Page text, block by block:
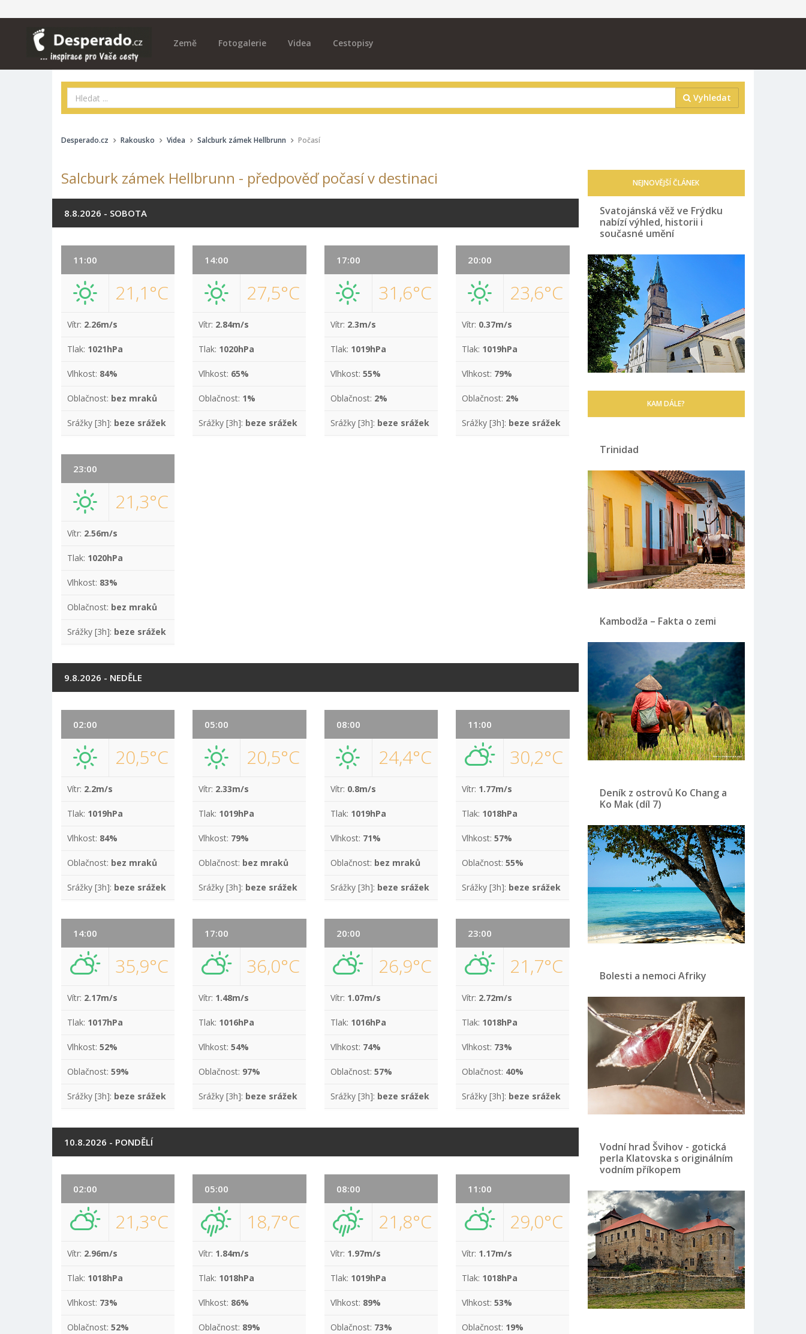
Země Fotogalerie Videa Cestopisy
Vyhledat
Desperado.cz Rakousko Videa Salcburk zámek Hellbrunn Počasí
Salcburk zámek Hellbrunn - předpověď počasí v destinaci
8.8.2026 - SOBOTA
11:00
21,1°C
Vítr: 2.26m/s
Tlak: 1021hPa
Vlhkost: 84%
Oblačnost: bez mraků
Srážky [3h]: beze srážek
14:00
27,5°C
Vítr: 2.84m/s
Tlak: 1020hPa
Vlhkost: 65%
Oblačnost: 1%
Srážky [3h]: beze srážek
17:00
31,6°C
Vítr: 2.3m/s
Tlak: 1019hPa
Vlhkost: 55%
Oblačnost: 2%
Srážky [3h]: beze srážek
20:00
23,6°C
Vítr: 0.37m/s
Tlak: 1019hPa
Vlhkost: 79%
Oblačnost: 2%
Srážky [3h]: beze srážek
23:00
21,3°C
Vítr: 2.56m/s
Tlak: 1020hPa
Vlhkost: 83%
Oblačnost: bez mraků
Srážky [3h]: beze srážek
9.8.2026 - NEDĚLE
02:00
20,5°C
Vítr: 2.2m/s
Tlak: 1019hPa
Vlhkost: 84%
Oblačnost: bez mraků
Srážky [3h]: beze srážek
05:00
20,5°C
Vítr: 2.33m/s
Tlak: 1019hPa
Vlhkost: 79%
Oblačnost: bez mraků
Srážky [3h]: beze srážek
08:00
24,4°C
Vítr: 0.8m/s
Tlak: 1019hPa
Vlhkost: 71%
Oblačnost: bez mraků
Srážky [3h]: beze srážek
11:00
30,2°C
Vítr: 1.77m/s
Tlak: 1018hPa
Vlhkost:57%
Oblačnost:55%
Srážky [3h]: beze srážek
14:00
35,9°C
Vítr: 2.17m/s
Tlak: 1017hPa
Vlhkost: 52%
Oblačnost: 59%
Srážky [3h]: beze srážek
17:00
36,0°C
Vítr: 1.48m/s
Tlak: 1016hPa
Vlhkost:54%
Oblačnost: 97%
Srážky [3h]: beze srážek
20:00
26,9°C
Vítr: 1.07m/s
Tlak: 1016hPa
Vlhkost: 74%
Oblačnost: 57%
Srážky [3h]: beze srážek
23:00
21,7°C
Vítr: 2.72m/s
Tlak: 1018hPa
Vlhkost: 73%
Oblačnost: 40%
Srážky [3h]: beze srážek
10.8.2026 - PONDĚLÍ
02:00
21,3°C
Vítr: 2.96m/s
Tlak: 1018hPa
Vlhkost: 73%
Oblačnost: 52%
05:00
18,7°C
Vítr: 1.84m/s
Tlak: 1018hPa
Vlhkost: 86%
Oblačnost: 89%
08:00
21,8°C
Vítr: 1.97m/s
Tlak: 1019hPa
Vlhkost: 89%
Oblačnost: 73%
11:00
29,0°C
Vítr: 1.17m/s
Tlak: 1018hPa
Vlhkost:53%
Oblačnost: 19%
NEJNOVĚJŠÍ ČLÁNEK
Svatojánská věž ve Frýdku
nabízí výhled, historii i
současné umění
KAM DÁLE?
Trinidad
Kambodža – Fakta o zemi
Deník z ostrovů Ko Chang a
Ko Mak (díl 7)
Bolesti a nemoci Afriky
Vodní hrad Švihov - gotická
perla Klatovska s originálním
vodním příkopem